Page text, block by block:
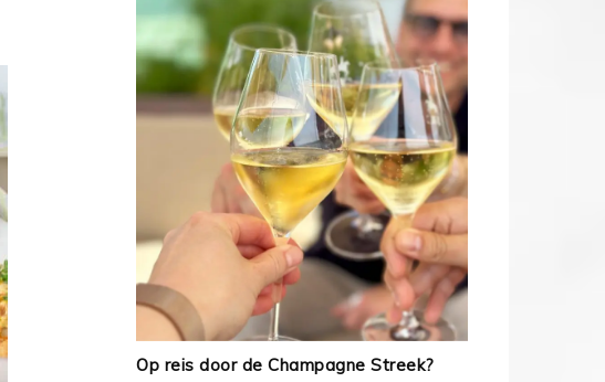
Op reis door de Champagne Streek?